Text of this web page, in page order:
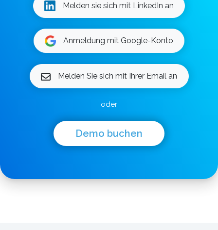
Melden sie sich mit LinkedIn an
Anmeldung mit Google-Konto
Melden Sie sich mit Ihrer Email an
oder
Demo buchen